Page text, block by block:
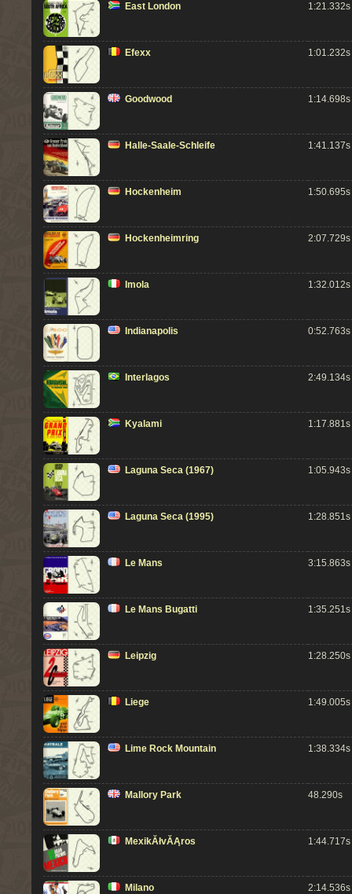
East London 1:21.332s
Efexx 1:01.232s
Goodwood 1:14.698s
Halle-Saale-Schleife 1:41.137s
Hockenheim 1:50.695s
Hockenheimring 2:07.729s
Imola 1:32.012s
Indianapolis 0:52.763s
Interlagos 2:49.134s
Kyalami 1:17.881s
Laguna Seca (1967) 1:05.943s
Laguna Seca (1995) 1:28.851s
Le Mans 3:15.863s
Le Mans Bugatti 1:35.251s
Leipzig 1:28.250s
Liege 1:49.005s
Lime Rock Mountain 1:38.334s
Mallory Park 48.290s
MexikĂłvĂĄros 1:44.717s
Milano 2:14.536s